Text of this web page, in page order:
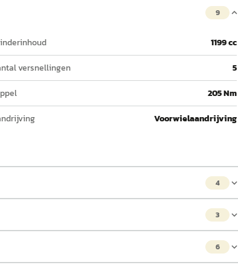
9
1199 cc
versnellingen
5
205 Nm
Voorwielaandrijving
4
3
6